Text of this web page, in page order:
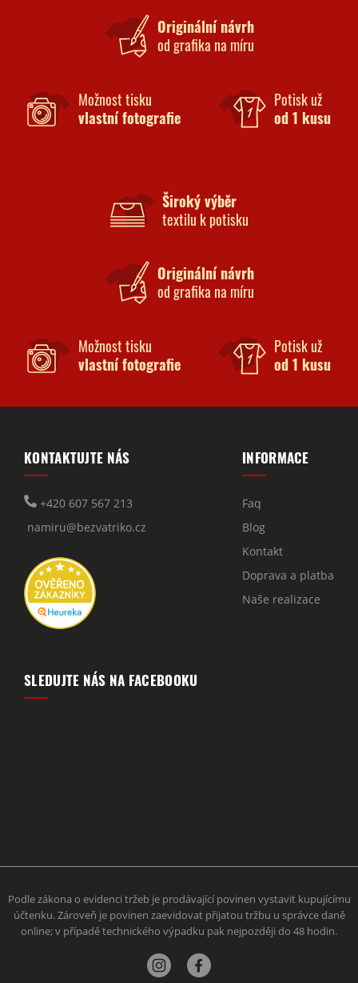
Originální návrh
od grafika na míru
Možnost tisku
vlastní fotografie
Potisk už
od 1 kusu
Široký výběr
textilu k potisku
Originální návrh
od grafika na míru
Možnost tisku
vlastní fotografie
Potisk už
od 1 kusu
KONTAKTUJTE NÁS
+420 607 567 213
namiru@bezvatriko.cz
INFORMACE
Faq
Blog
Kontakt
Doprava a platba
Naše realizace
SLEDUJTE NÁS NA FACEBOOKU
Podle zákona o evidenci tržeb je prodávající povinen vystavit kupujícímu
účtenku. Zároveň je povinen zaevidovat přijatou tržbu u správce daně
online; v případě technického výpadku pak nejpozději do 48 hodin.